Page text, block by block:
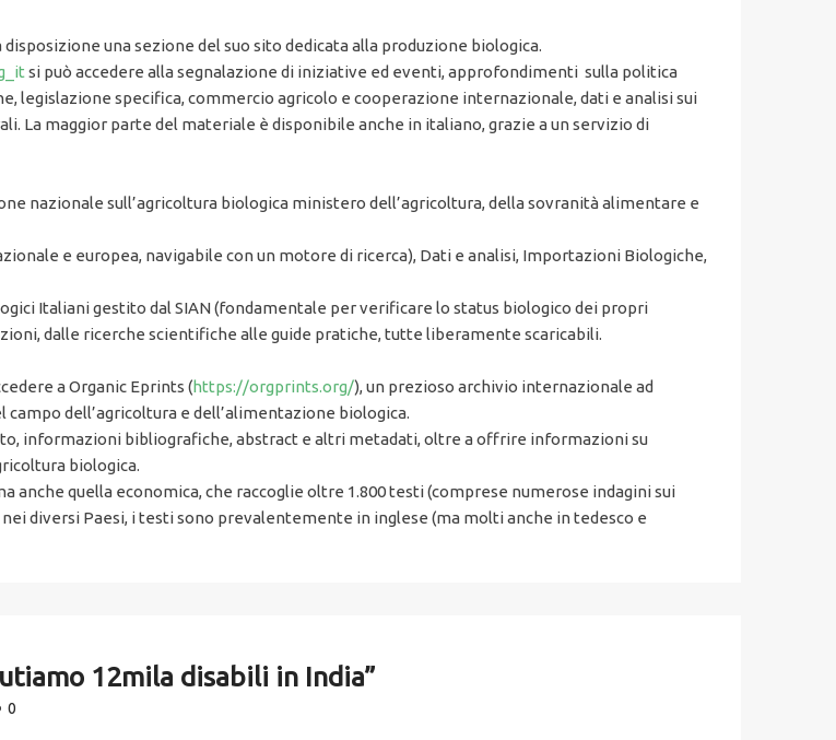
una sezione del suo sito dedicata alla produzione biologica.
si può accedere alla segnalazione di iniziative ed eventi, approfondimenti sulla politica
legislazione specifica, commercio agricolo e cooperazione internazionale, dati e analisi sui
La maggior parte del materiale è disponibile anche in italiano, grazie a un servizio di
nazionale sull’agricoltura biologica ministero dell’agricoltura, della sovranità alimentare e
e europea, navigabile con un motore di ricerca), Dati e analisi, Importazioni Biologiche,
Italiani gestito dal SIAN (fondamentale per verificare lo status biologico dei propri
dalle ricerche scientifiche alle guide pratiche, tutte liberamente scaricabili.
a Organic Eprints (https://orgprints.org/), un prezioso archivio internazionale ad
dell’agricoltura e dell’alimentazione biologica.
informazioni bibliografiche, abstract e altri metadati, oltre a offrire informazioni su
biologica.
anche quella economica, che raccoglie oltre 1.800 testi (comprese numerose indagini sui
diversi Paesi, i testi sono prevalentemente in inglese (ma molti anche in tedesco e
12mila disabili in India”
0